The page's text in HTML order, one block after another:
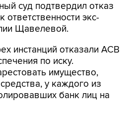
суд подтвердил отказ
экс-
Щавелевой.
инстанций отказали АСВ
по иску.
имущество,
у каждого из
банк лиц на